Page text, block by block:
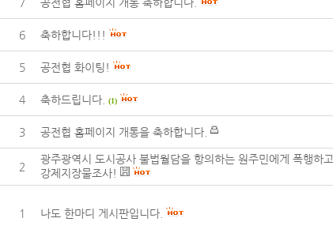
6 축하합니다!!!
5 공전협 화이팅!
4 축하드립니다. (1)
3 공전협 홈페이지 개통을 축하합니다.
2
광주광역시 도시공사 불법월담을 항의하는 원주민에게 폭행하고
강제지장물조사!
1 나도 한마디 게시판입니다.